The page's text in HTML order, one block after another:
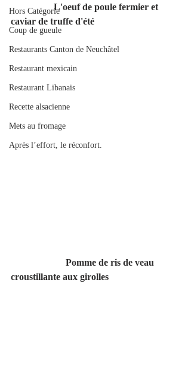
Hors Catégorie
Coup de gueule
Restaurants Canton de Neuchâtel
Restaurant mexicain
Restaurant Libanais
Recette alsacienne
Mets au fromage
Après l’effort, le réconfort.
                  L'oeuf de poule fermier et
caviar de truffe d'été
croustillante aux girolles